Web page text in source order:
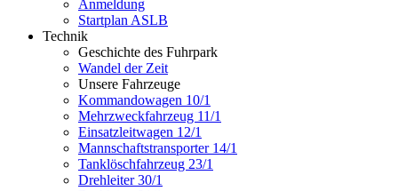
Anmeldung
Startplan ASLB
Technik
Geschichte des Fuhrpark
Wandel der Zeit
Unsere Fahrzeuge
Kommandowagen 10/1
Mehrzweckfahrzeug 11/1
Einsatzleitwagen 12/1
Mannschaftstransporter 14/1
Tanklöschfahrzeug 23/1
Drehleiter 30/1